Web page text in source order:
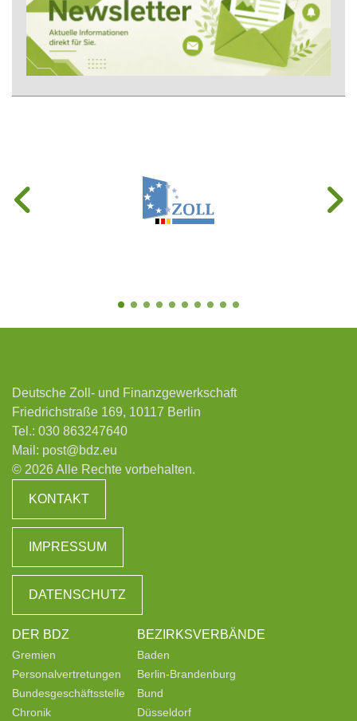
Deutsche Zoll- und Finanzgewerkschaft
Friedrichstraße 169, 10117 Berlin
Tel.: 030 863247640
Mail: post@bdz.eu
© 2026 Alle Rechte vorbehalten.
KONTAKT
IMPRESSUM
DATENSCHUTZ
DER BDZ
Gremien
Personalvertretungen
Bundesgeschäftsstelle
Chronik
BEZIRKSVERBÄNDE
Baden
Berlin-Brandenburg
Bund
Düsseldorf